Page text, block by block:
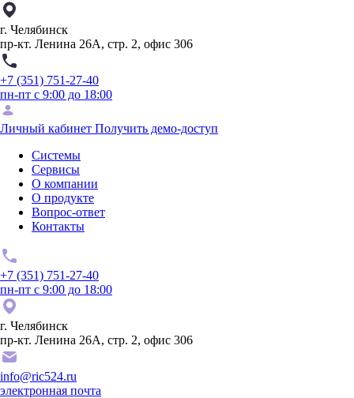
г. Челябинск
пр-кт. Ленина 26А, стр. 2, офис 306
+7 (351) 751-27-40
пн-пт с 9:00 до 18:00
Личный кабинет Получить демо-доступ
Системы
Сервисы
О компании
О продукте
Вопрос-ответ
Контакты
+7 (351) 751-27-40
пн-пт с 9:00 до 18:00
г. Челябинск
пр-кт. Ленина 26А, стр. 2, офис 306
info@ric524.ru
электронная почта